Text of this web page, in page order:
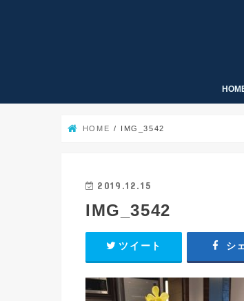
HOME IMG_3542
2019.12.15
IMG_3542
ツイート シ